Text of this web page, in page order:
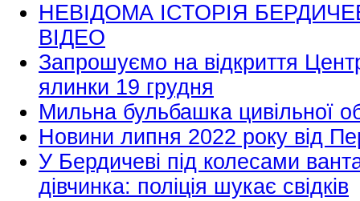
НЕВІДОМА ІСТОРІЯ
ВІДЕО
Запрошуємо на відкриття
ялинки 19 грудня
Мильна бульбашка цивільної
Новини липня 2022 року від
У Бердичеві під колесами
дівчинка: поліція шукає свідків